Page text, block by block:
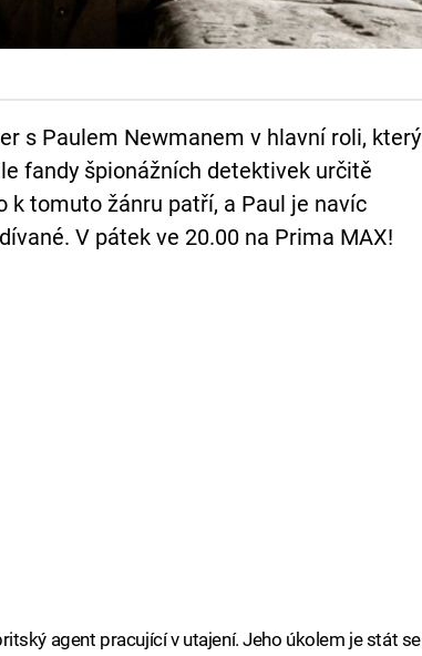
s Paulem Newmanem v hlavní roli, který
fandy špionážních detektivek určitě
k tomuto žánru patří, a Paul je navíc
V pátek ve 20.00 na Prima MAX!
agent pracující v utajení. Jeho úkolem je stát se